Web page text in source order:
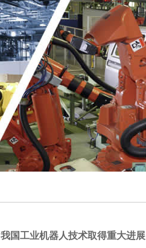
我国工业机器人技术取得重大进展